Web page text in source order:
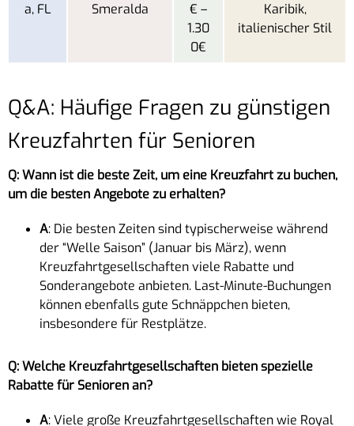
a, FL
Smeralda
€ –
1.30
0€
Karibik,
italienischer Stil
Q&A: Häufige Fragen zu günstigen
Kreuzfahrten für Senioren
Q: Wann ist die beste Zeit, um eine Kreuzfahrt zu buchen,
um die besten Angebote zu erhalten?
A: Die besten Zeiten sind typischerweise während
der “Welle Saison” (Januar bis März), wenn
Kreuzfahrtgesellschaften viele Rabatte und
Sonderangebote anbieten. Last-Minute-Buchungen
können ebenfalls gute Schnäppchen bieten,
insbesondere für Restplätze.
Q: Welche Kreuzfahrtgesellschaften bieten spezielle
Rabatte für Senioren an?
A: Viele große Kreuzfahrtgesellschaften wie Royal